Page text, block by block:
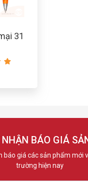
31
BÁO GIÁ
báo giá các sản phẩm mới
trường hiện nay